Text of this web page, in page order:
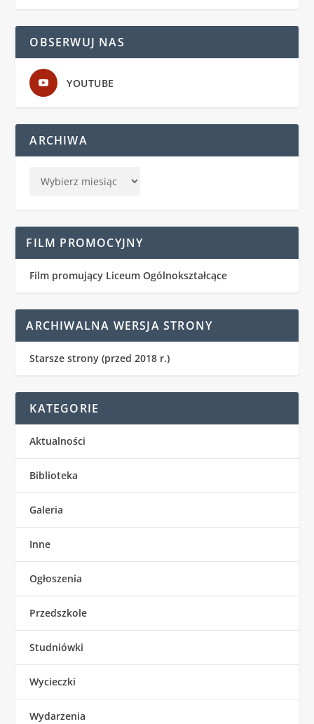
OBSERWUJ NAS
YOUTUBE
ARCHIWA
FILM PROMOCYJNY
Film promujący Liceum Ogólnokształcące
ARCHIWALNA WERSJA STRONY
Starsze strony (przed 2018 r.)
KATEGORIE
Aktualności
Biblioteka
Galeria
Inne
Ogłoszenia
Przedszkole
Studniówki
Wycieczki
Wydarzenia